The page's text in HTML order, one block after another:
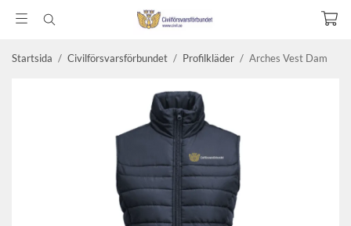
Startsida / Civilförsvarsförbundet / Profilkläder / Arches Vest Dam